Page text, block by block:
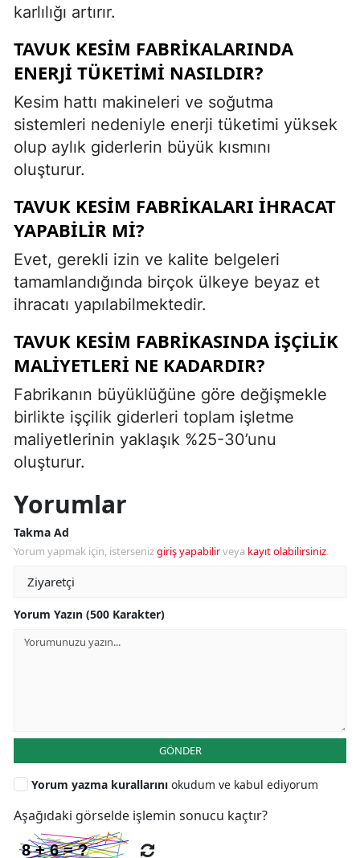
karlılığı artırır.
TAVUK KESIM FABRIKALARINDA
ENERJI TÜKETIMI NASILDIR?
Kesim hattı makineleri ve soğutma
sistemleri nedeniyle enerji tüketimi yüksek
olup aylık giderlerin büyük kısmını
oluşturur.
TAVUK KESIM FABRIKALARI IHRACAT
YAPABILIR MI?
Evet, gerekli izin ve kalite belgeleri
tamamlandığında birçok ülkeye beyaz et
ihracatı yapılabilmektedir.
TAVUK KESIM FABRIKASINDA IŞÇILIK
MALIYETLERI NE KADARDIR?
Fabrikanın büyüklüğüne göre değişmekle
birlikte işçilik giderleri toplam işletme
maliyetlerinin yaklaşık %25-30’unu
oluşturur.
Yorumlar
Takma Ad
Yorum yapmak için, istersenizgiriş yapabilirveya kayıt olabilirsiniz.
Yorum Yazın (500 Karakter)
GÖNDER
Yorum yazma kurallarını okudum ve kabul ediyorum
Aşağıdaki görselde işlemin sonucu kaçtır?